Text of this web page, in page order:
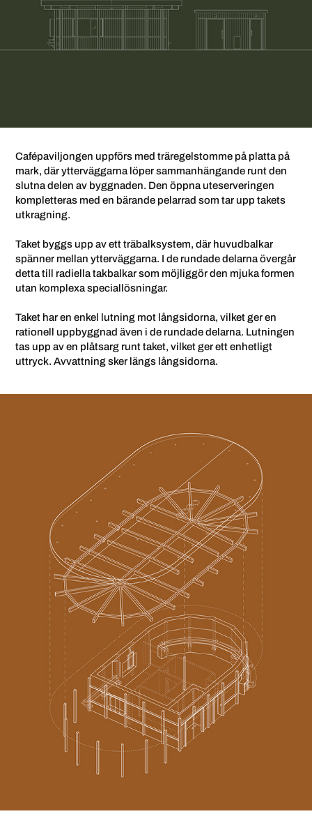
Cafépaviljongen uppförs med träregelstomme på platta på
mark, där ytterväggarna löper sammanhängande runt den
slutna delen av byggnaden. Den öppna uteserveringen
kompletteras med en bärande pelarrad som tar upp takets
utkragning.
Taket byggs upp av ett träbalksystem, där huvudbalkar
spänner mellan ytterväggarna. I de rundade delarna övergår
detta till radiella takbalkar som möjliggör den mjuka formen
utan komplexa speciallösningar.
Taket har en enkel lutning mot långsidorna, vilket ger en
rationell uppbyggnad även i de rundade delarna. Lutningen
tas upp av en plåtsarg runt taket, vilket ger ett enhetligt
uttryck. Avvattning sker längs långsidorna.